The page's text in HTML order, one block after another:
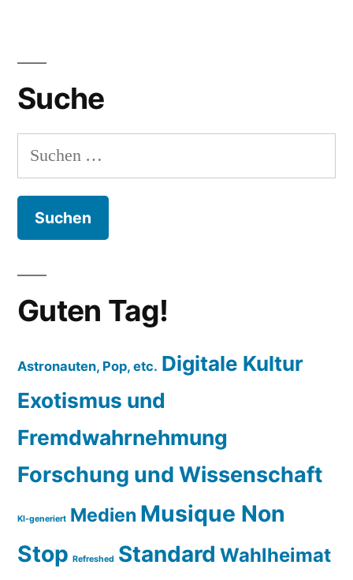
Suche
Suchen
nach:
Guten Tag!
Astronauten, Pop, etc. Digitale Kultur
Exotismus und
Fremdwahrnehmung
Forschung und Wissenschaft
KI-generiert Medien Musique Non
Stop Refreshed Standard Wahlheimat